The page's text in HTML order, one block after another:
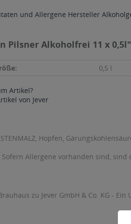
und Allergene Hersteller
Pilsner Alkoholfrei 11 x 0,5l"
0,5 l
Artikel?
von Jever
Hopfen,
Allergene vorhanden sind,
zu Jever GmbH & Co. KG -